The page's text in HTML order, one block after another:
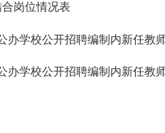
岗位情况表
办学校公开招聘编制内新任教
办学校公开招聘编制内新任教